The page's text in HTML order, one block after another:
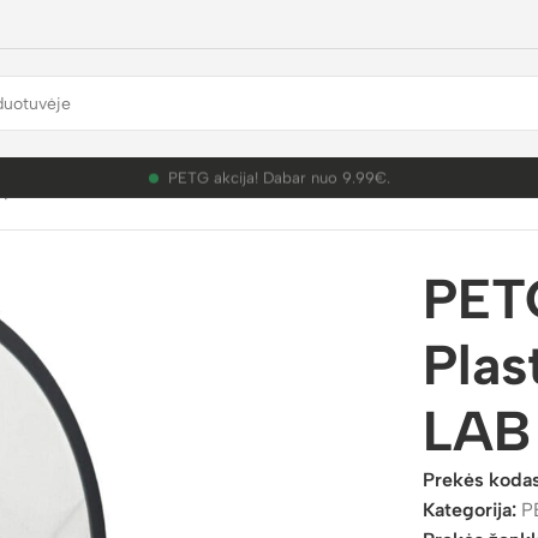
PETG akcija! Dabar nuo 9.99€.
PETG Yellow 3D Plastikas Professional LAB
Prekės
Kategorija: